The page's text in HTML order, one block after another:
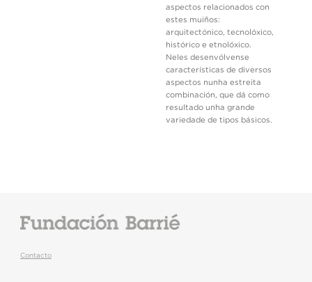
aspectos relacionados con
estes muiños:
arquitectónico, tecnolóxico,
histórico e etnolóxico.
Neles desenvólvense
características de diversos
aspectos nunha estreita
combinación, que dá como
resultado unha grande
variedade de tipos básicos.
Contacto